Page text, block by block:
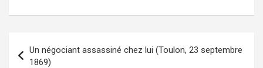
Navigation
Un négociant assassiné chez lui (Toulon, 23 septembre
1869)